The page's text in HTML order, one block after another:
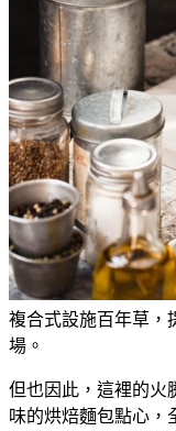
複合式設施百年草，
場。
但也因此，這裡的火
味的烘焙麵包點心，